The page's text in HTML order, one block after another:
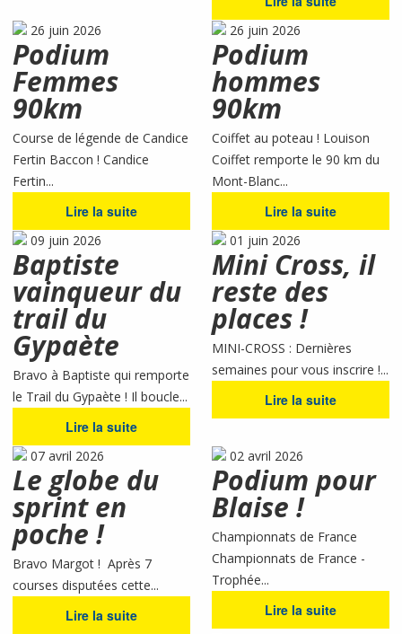
26 juin 2026
Podium
Femmes
90km
Course de légende de Candice
Fertin Baccon ! Candice
Fertin...
Lire la suite
26 juin 2026
Podium
hommes
90km
Coiffet au poteau ! Louison
Coiffet remporte le 90 km du
Mont-Blanc...
Lire la suite
09 juin 2026
Baptiste
vainqueur du
trail du
Gypaète
Bravo à Baptiste qui remporte
le Trail du Gypaète ! Il boucle...
Lire la suite
01 juin 2026
Mini Cross, il
reste des
places !
MINI-CROSS : Dernières
semaines pour vous inscrire !...
Lire la suite
07 avril 2026
Le globe du
sprint en
poche !
Bravo Margot ! Après 7
courses disputées cette...
Lire la suite
02 avril 2026
Podium pour
Blaise !
Championnats de France
Championnats de France -
Trophée...
Lire la suite